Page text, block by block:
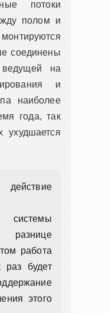
потоки
полом и
соединены
ведущей на
и
наиболее
года, так
ухудшается
системы
разнице
работа
раз будет
этого